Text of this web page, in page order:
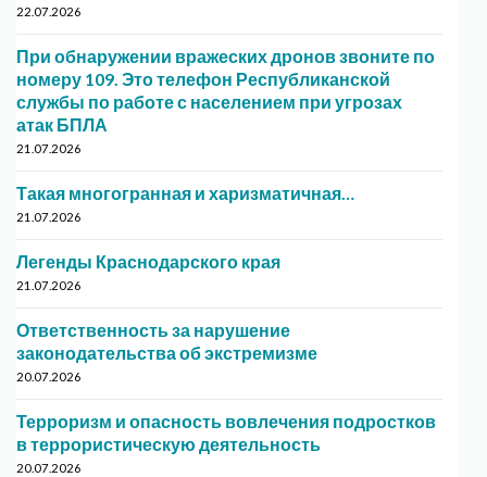
22.07.2026
При обнаружении вражеских дронов звоните по
номеру 109. Это телефон Республиканской
службы по работе с населением при угрозах
атак БПЛА
21.07.2026
Такая многогранная и харизматичная…
21.07.2026
Легенды Краснодарского края
21.07.2026
Ответственность за нарушение
законодательства об экстремизме
20.07.2026
Терроризм и опасность вовлечения подростков
в террористическую деятельность
20.07.2026